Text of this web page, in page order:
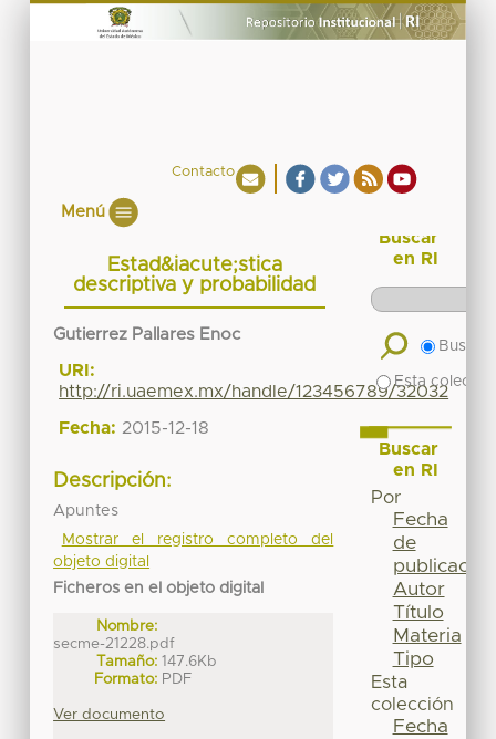
Contacto
Menú
Estad&iacute;stica
descriptiva y probabilidad
Gutierrez Pallares Enoc
URI:
http://ri.uaemex.mx/handle/123456789/32032
Fecha: 2015-12-18
Descripción:
Apuntes
Mostrar el registro completo del
objeto digital
Ficheros en el objeto digital
Nombre:
secme-21228.pdf
Tamaño: 147.6Kb
Formato: PDF
Ver documento
Buscar
en RI
Buscar
Esta
Buscar
en RI
Por
Fecha
de
publicación
Autor
Título
Materia
Tipo
Esta
colección
Fecha